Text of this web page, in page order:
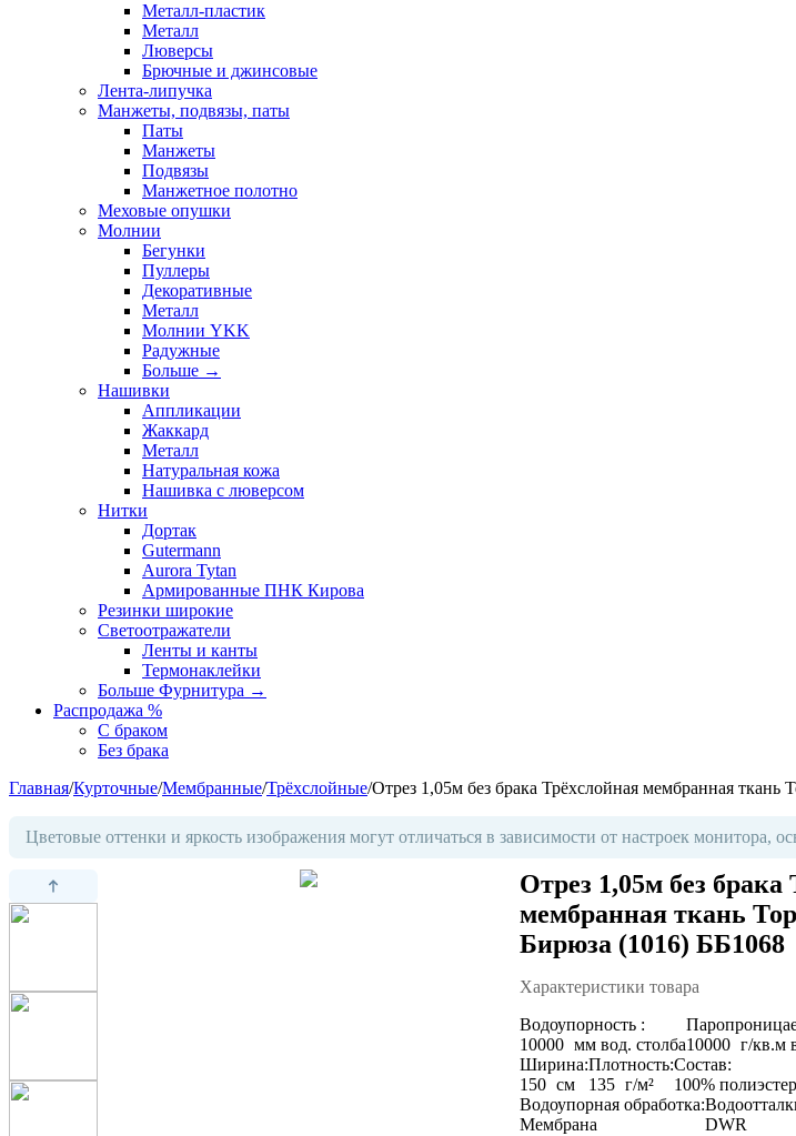
Металл-пластик
Металл
Люверсы
Брючные и джинсовые
Лента-липучка
Манжеты, подвязы, паты
Паты
Манжеты
Подвязы
Манжетное полотно
Меховые опушки
Молнии
Бегунки
Пуллеры
Декоративные
Металл
Молнии YKK
Радужные
Больше →
Нашивки
Аппликации
Жаккард
Металл
Натуральная кожа
Нашивка с люверсом
Нитки
Дортак
Gutermann
Aurora Tytan
Армированные ПНК Кирова
Резинки широкие
Светоотражатели
Ленты и канты
Термонаклейки
Больше Фурнитура →
Распродажа %
С браком
Без брака
Главная/Курточные/Мембранные/Трёхслойные/Отрез 1,05м без брака Трёхслойная мембранная
Цветовые оттенки и яркость изображения могут отличаться в зависимости от настроек монитора,
Отрез 1,05м без брака
мембранная ткань
Бирюза (1016) ББ1068
Характеристики товара
Водоупорность :
10000 мм вод. столба10000 г/кв.м
Ширина:
150 см
Плотность:
135 г/м²
Состав:
100% полиэстер
Водоупорная обработка:
Мембрана
DWR